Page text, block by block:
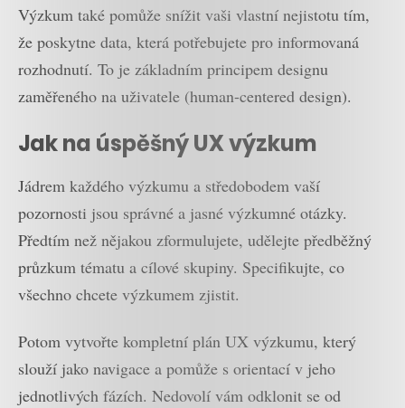
Výzkum také pomůže snížit vaši vlastní nejistotu tím,
že poskytne data, která potřebujete pro informovaná
rozhodnutí. To je základním principem designu
zaměřeného na uživatele (human-centered design).
Jak na úspěšný UX výzkum
Jádrem každého výzkumu a středobodem vaší
pozornosti jsou správné a jasné výzkumné otázky.
Předtím než nějakou zformulujete, udělejte předběžný
průzkum tématu a cílové skupiny. Specifikujte, co
všechno chcete výzkumem zjistit.
Potom vytvořte kompletní plán UX výzkumu, který
slouží jako navigace a pomůže s orientací v jeho
jednotlivých fázích. Nedovolí vám odklonit se od